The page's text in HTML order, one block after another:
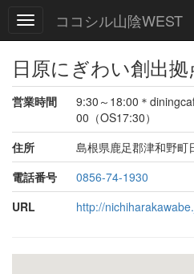
ココシル山陰WEST
日原にぎわい創出
営業時間
9:30～18:00＊
00（OS17:30）
住所
島根県鹿足郡津和野町
電話番号
0856-74-1930
URL
http://